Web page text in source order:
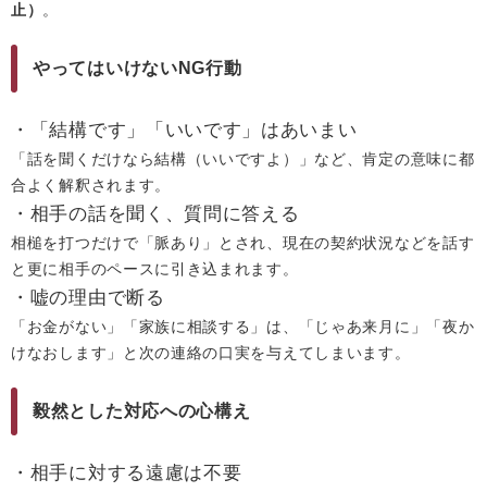
止） 。
やってはいけないNG行動
・「結構です」「いいです」はあいまい
「話を聞くだけなら結構（いいですよ）」など、肯定の意味に都
合よく解釈されます。
・相手の話を聞く、質問に答える
相槌を打つだけで「脈あり」とされ、現在の契約状況などを話す
と更に相手のペースに引き込まれます。
・嘘の理由で断る
「お金がない」「家族に相談する」は、「じゃあ来月に」「夜か
けなおします」と次の連絡の口実を与えてしまいます。
毅然とした対応への心構え
・相手に対する遠慮は不要